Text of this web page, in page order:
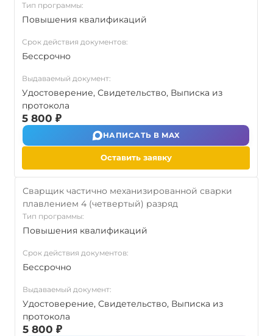
Тип программы:
Повышения квалификаций
Срок действия документов:
Бессрочно
Выдаваемый документ:
Удостоверение, Свидетельство, Выписка из
протокола
5 800 ₽
НАПИСАТЬ В MAX
Оставить заявку
Сварщик частично механизированной сварки
плавлением 4 (четвертый) разряд
Тип программы:
Повышения квалификаций
Срок действия документов:
Бессрочно
Выдаваемый документ:
Удостоверение, Свидетельство, Выписка из
протокола
5 800 ₽